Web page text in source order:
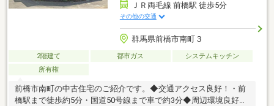
ＪＲ両毛線 前橋駅 徒歩5分
その他の交通
群馬県前橋市南町３
2階建て 都市ガス
システムキッチン
所有権
前橋市南町の中古住宅のご紹介です。◆交通アクセス良好！・前
橋駅まで徒歩約5分・国道50号線まで車で約3分◆周辺環境良好・